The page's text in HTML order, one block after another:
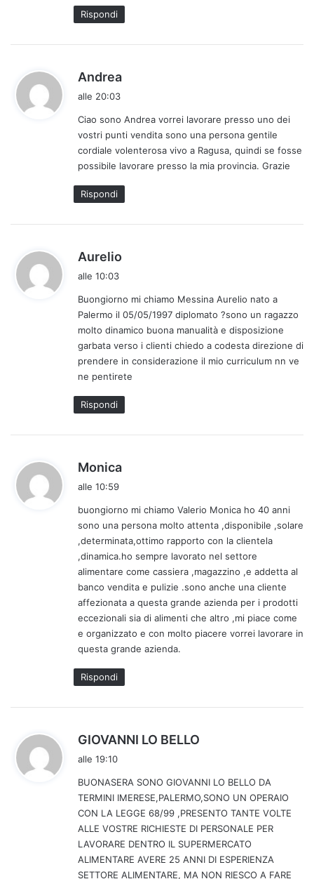
o
:
Rispondi
Andrea
e
t
t
o
:
alle 20:03
Ciao sono Andrea vorrei lavorare presso uno dei
vostri punti vendita sono una persona gentile
cordiale volenterosa vivo a Ragusa, quindi se fosse
possibile lavorare presso la mia provincia. Grazie
Rispondi
Aurelio
e
t
t
o
:
alle 10:03
Buongiorno mi chiamo Messina Aurelio nato a
Palermo il 05/05/1997 diplomato ?sono un ragazzo
molto dinamico buona manualità e disposizione
garbata verso i clienti chiedo a codesta direzione di
prendere in considerazione il mio curriculum nn ve
ne pentirete
Rispondi
Monica
e
t
t
o
:
alle 10:59
buongiorno mi chiamo Valerio Monica ho 40 anni
sono una persona molto attenta ,disponibile ,solare
,determinata,ottimo rapporto con la clientela
,dinamica.ho sempre lavorato nel settore
alimentare come cassiera ,magazzino ,e addetta al
banco vendita e pulizie .sono anche una cliente
affezionata a questa grande azienda per i prodotti
eccezionali sia di alimenti che altro ,mi piace come
e organizzato e con molto piacere vorrei lavorare in
questa grande azienda.
Rispondi
GIOVANNI LO BELLO
e
t
t
o
:
alle 19:10
BUONASERA SONO GIOVANNI LO BELLO DA
TERMINI IMERESE,PALERMO,SONO UN OPERAIO
CON LA LEGGE 68/99 ,PRESENTO TANTE VOLTE
ALLE VOSTRE RICHIESTE DI PERSONALE PER
LAVORARE DENTRO IL SUPERMERCATO
ALIMENTARE AVERE 25 ANNI DI ESPERIENZA
SETTORE ALIMENTARE, MA NON RIESCO A FARE